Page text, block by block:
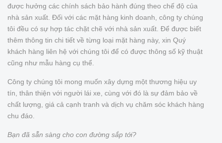
được hưởng các chính sách bảo hành đúng theo chế độ của
nhà sản xuất. Đối với các mặt hàng kinh doanh, công ty chúng
tôi đều có sự hợp tác chặt chẽ với nhà sản xuất. Để được biết
thêm thông tin chi tiết về từng loại mặt hàng này, xin Quý
khách hàng liên hệ với chúng tôi để có được thông số kỹ thuật
cũng như mẫu hàng cụ thể.
Công ty chúng tôi mong muốn xây dựng một thương hiệu uy
tín, thân thiện với người lái xe, cùng với đó là sự đảm bảo về
chất lượng, giá cả cạnh tranh và dịch vụ chăm sóc khách hàng
chu đáo.
Bạn đã sẵn sàng cho con đường sắp tới?